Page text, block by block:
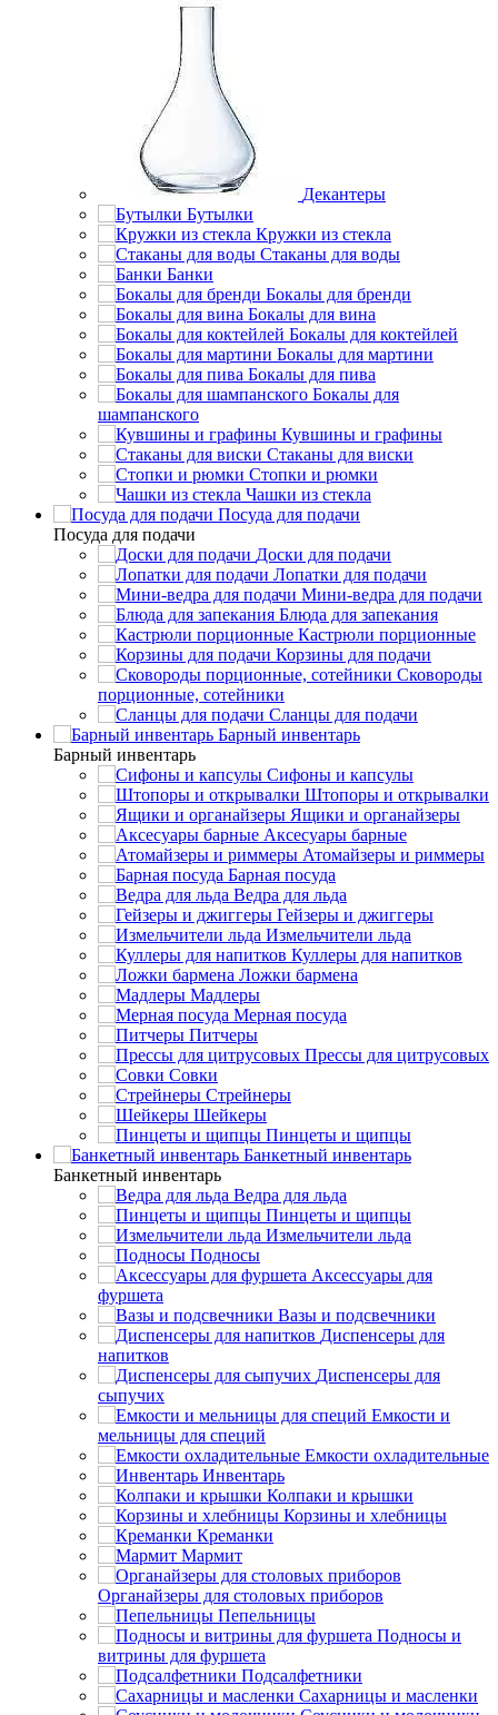
Декантеры
Бутылки
Кружки из стекла
Стаканы для воды
Банки
Бокалы для бренди
Бокалы для вина
Бокалы для коктейлей
Бокалы для мартини
Бокалы для пива
Бокалы для
шампанского
Кувшины и графины
Стаканы для виски
Стопки и рюмки
Чашки из стекла
Посуда для подачи
Посуда для подачи
Доски для подачи
Лопатки для подачи
Мини-ведра для подачи
Блюда для запекания
Кастрюли порционные
Корзины для подачи
Сковороды
порционные, сотейники
Сланцы для подачи
Барный инвентарь
Барный инвентарь
Сифоны и капсулы
Штопоры и открывалки
Ящики и органайзеры
Аксесуары барные
Атомайзеры и риммеры
Барная посуда
Ведра для льда
Гейзеры и джиггеры
Измельчители льда
Куллеры для напитков
Ложки бармена
Мадлеры
Мерная посуда
Питчеры
Прессы для цитрусовых
Совки
Стрейнеры
Шейкеры
Пинцеты и щипцы
Банкетный инвентарь
Банкетный инвентарь
Ведра для льда
Пинцеты и щипцы
Измельчители льда
Подносы
Аксессуары для
фуршета
Вазы и подсвечники
Диспенсеры для
напитков
Диспенсеры для
сыпучих
Емкости и
мельницы для специй
Емкости охладительные
Инвентарь
Колпаки и крышки
Корзины и хлебницы
Креманки
Мармит
Органайзеры для столовых приборов
Пепельницы
Подносы и
витрины для фуршета
Подсалфетники
Сахарницы и масленки